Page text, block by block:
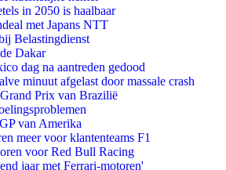
in 2050 is haalbaar
met Japans NTT
Belastingdienst
Dakar
dag na aantreden gedood
minuut afgelast door massale crash
Prix van Brazilië
van Amerika
meer voor klantenteams F1
voor Red Bull Racing
jaar met Ferrari-motoren'